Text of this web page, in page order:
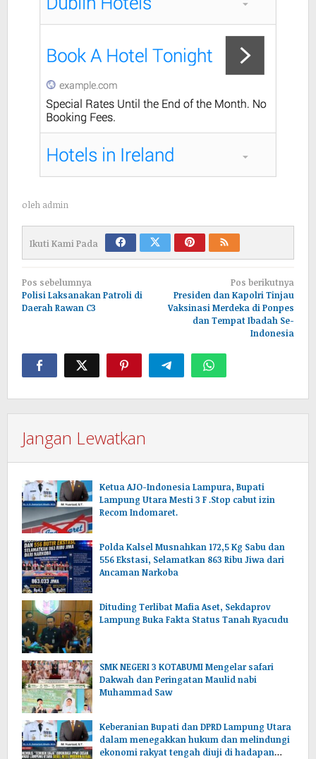
oleh admin
Ikuti Kami Pada
Navigasi
pos
Pos sebelumnya
Polisi Laksanakan Patroli di
Daerah Rawan C3
Pos berikutnya
Presiden dan Kapolri Tinjau
Vaksinasi Merdeka di Ponpes
dan Tempat Ibadah Se-
Indonesia
Jangan Lewatkan
Ketua AJO-Indonesia Lampura, Bupati
Lampung Utara Mesti 3 F .Stop cabut izin
Recom Indomaret.
Polda Kalsel Musnahkan 172,5 Kg Sabu dan
556 Ekstasi, Selamatkan 863 Ribu Jiwa dari
Ancaman Narkoba
Dituding Terlibat Mafia Aset, Sekdaprov
Lampung Buka Fakta Status Tanah Ryacudu
SMK NEGERI 3 KOTABUMI Mengelar safari
Dakwah dan Peringatan Maulid nabi
Muhammad Saw
Keberanian Bupati dan DPRD Lampung Utara
dalam menegakkan hukum dan melindungi
ekonomi rakyat tengah diuji di hadapan